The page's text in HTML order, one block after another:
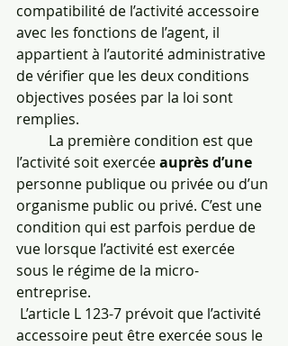
compatibilité de l’activité accessoire
avec les fonctions de l’agent, il
appartient à l’autorité administrative
de vérifier que les deux conditions
objectives posées par la loi sont
remplies.
La première condition est que
l’activité soit exercée auprès d’une
personne publique ou privée ou d’un
organisme public ou privé. C’est une
condition qui est parfois perdue de
vue lorsque l’activité est exercée
sous le régime de la micro-
entreprise.
L’article L 123-7 prévoit que l’activité
accessoire peut être exercée sous le